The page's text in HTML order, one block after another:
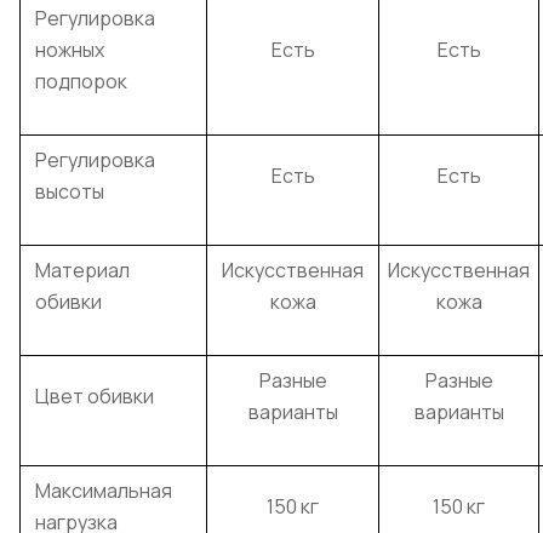
Регулировка
ножных
подпорок
Есть Есть
Регулировка
высоты
Есть Есть
Материал
обивки
Искусственная
кожа
Искусственная
кожа
Цвет обивки
Разные
варианты
Разные
варианты
Максимальная
нагрузка
150 кг 150 кг